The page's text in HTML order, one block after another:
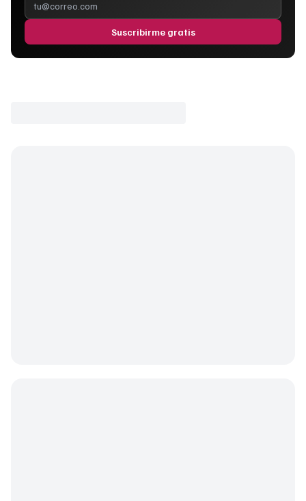
Suscribirme gratis